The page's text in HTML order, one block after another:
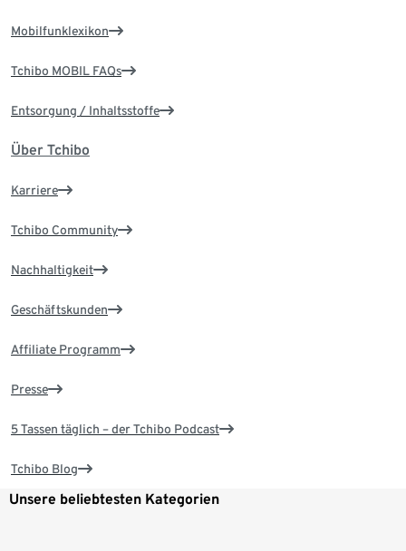
Mobilfunklexikon
Tchibo MOBIL FAQs
Entsorgung / Inhaltsstoffe
Über Tchibo
Karriere
Tchibo Community
Nachhaltigkeit
Geschäftskunden
Affiliate Programm
Presse
5 Tassen täglich – der Tchibo Podcast
Tchibo Blog
Unsere beliebtesten Kategorien